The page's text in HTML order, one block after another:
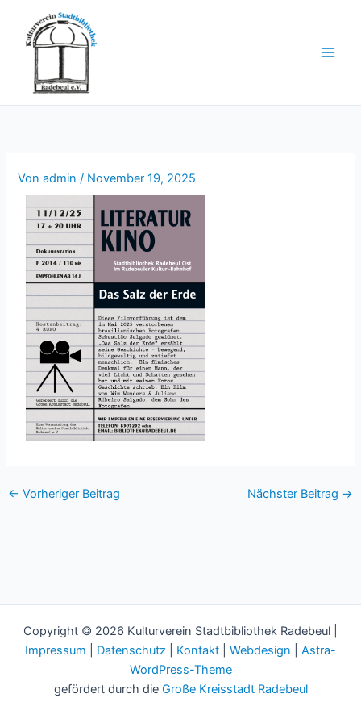
Inhalt
springen
Vonadmin/ November 19, 2025
← Vorheriger Beitrag Nächster Beitrag →
Copyright © 2026 Kulturverein Stadtbibliothek Radebeul |
Impressum
Datenschutz Kontakt Webdesign
Astra-
WordPress-Theme
gefördert durch die Große Kreisstadt Radebeul